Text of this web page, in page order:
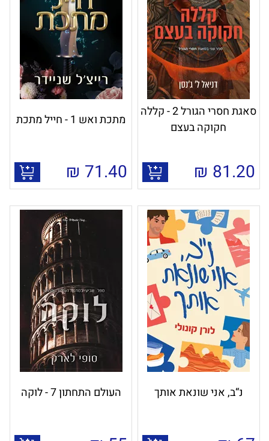
סאגת חסרי הגורל 2 - קללה
חקוקה בעצם
81.20
₪
מתכת ואש 1 - חייל מתכת
71.40
₪
נ“ב, אני שונאת אותך העולם התחתון 7 - לוקה